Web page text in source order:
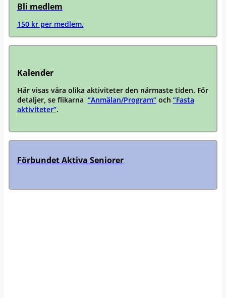
Bli medlem
150 kr per medlem.
Kalender
Här visas våra olika aktiviteter den närmaste tiden. För
detaljer, se flikarna ”Anmälan/Program”och ”Fasta
aktiviteter”.
Förbundet Aktiva Seniorer